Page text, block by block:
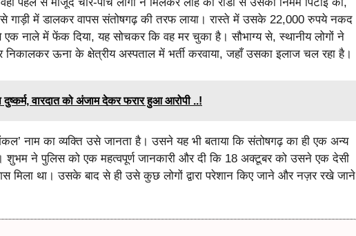
गाड़ी में डालकर वापस संतोषगढ़ की तरफ लाया। रास्ते में उसके 22,000 रुपये नकद
में फेंक दिया, यह सोचकर कि वह मर चुका है। सौभाग्य से, स्थानीय लोगों ने
ऊना के क्षेत्रीय अस्पताल में भर्ती करवाया, जहाँ उसका इलाज चल रहा है।
वारदात को अंजाम देकर फरार हुआ आरोपी ..!
नाम का व्यक्ति उसे जानता है। उसने यह भी बताया कि संतोषगढ़ का ही एक अन्य
शुभम ने पुलिस को एक महत्वपूर्ण जानकारी और दी कि 18 अक्टूबर को उसने एक देसी
मिला था। उसके बाद से ही उसे कुछ लोगों द्वारा परेशान किए जाने और नज़र रखे जाने